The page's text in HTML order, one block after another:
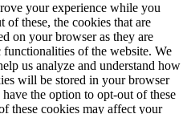
your experience while you
of these, the cookies that are
on your browser as they are
of the website. We
us analyze and understand how
will be stored in your browser
the option to opt-out of these
these cookies may affect your